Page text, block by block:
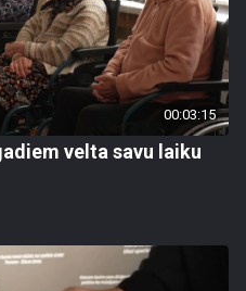
00:03:15
velta savu laiku